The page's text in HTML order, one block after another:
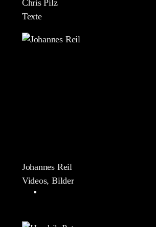
Chris Pilz
Texte
Johannes Reil
Videos, Bilder